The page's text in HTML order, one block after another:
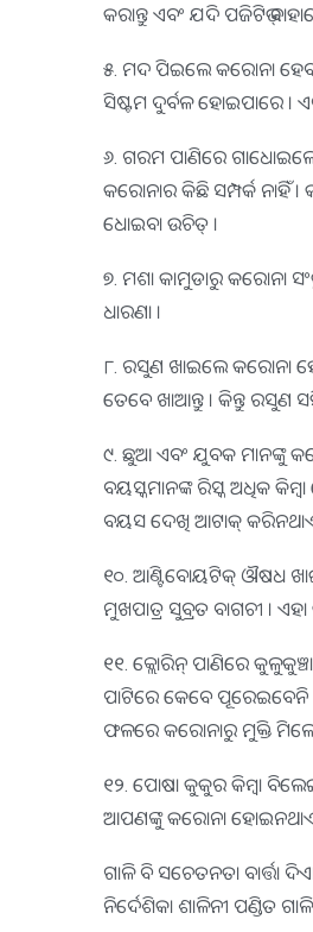
କରାନ୍ତୁ ଏବଂ ଯଦି ପଜିଟିଭ୍
୫. ମଦ ପିଇଲେ କରୋନା ହେବନି
ସିଷ୍ଟମ ଦୁର୍ବଳ ହୋଇପାରେ ।
୬. ଗରମ ପାଣିରେ ଗାଧୋଇଲେ
କରୋନାର କିଛି ସମ୍ପର୍କ ନାହିଁ
ଧୋଇବା ଉଚିତ୍ ।
୭. ମଶା କାମୁଡାରୁ କରୋନା
ଧାରଣା ।
୮. ରସୁଣ ଖାଇଲେ କରୋନା
ତେବେ ଖାଆନ୍ତୁ । କିନ୍ତୁ ରସୁଣ
୯. ଛୁଆ ଏବଂ ଯୁବକ ମାନଙ୍କୁ
ବୟସ୍କମାନଙ୍କ ରିସ୍କ ଅଧିକ
ବୟସ ଦେଖି ଆଟାକ୍ କରିନଥାଏ
୧୦. ଆଣ୍ଟିବୋୟଟିକ୍ ଔଷଧ
ମୁଖପାତ୍ର ସୁବ୍ରତ ବାଗଚୀ ।
୧୧. କ୍ଲୋରିନ୍ ପାଣିରେ
ପାଟିରେ କେବେ ପୂରେଇବେନି
ଫଳରେ କରୋନାରୁ ମୁକ୍ତି
୧୨. ପୋଷା କୁକୁର କିମ୍ବା
ଆପଣଙ୍କୁ କରୋନା ହୋଇନଥାଏ ।
ଗାଳି ବି ସଚେତନତା ବାର୍ତ୍ତା
ନିର୍ଦେଶିକା ଶାଳିନୀ ପଣ୍ଡିତ